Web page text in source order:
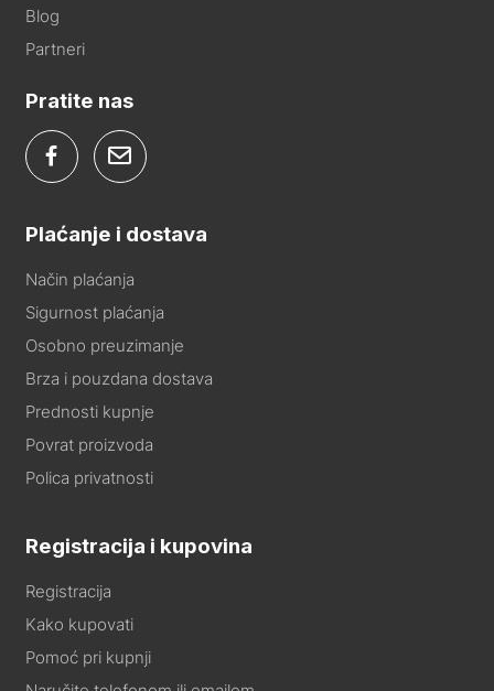
Blog
Partneri
Pratite nas
Plaćanje i dostava
Način plaćanja
Sigurnost plaćanja
Osobno preuzimanje
Brza i pouzdana dostava
Prednosti kupnje
Povrat proizvoda
Polica privatnosti
Registracija i kupovina
Registracija
Kako kupovati
Pomoć pri kupnji